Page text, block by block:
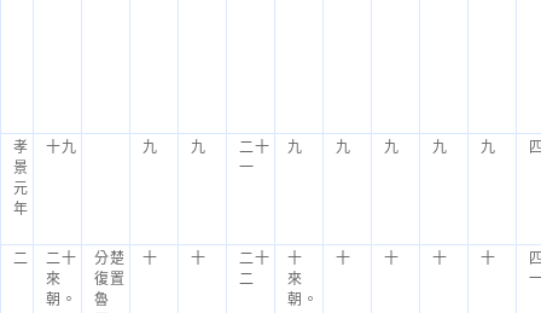
孝
景
元
年
十九 九 九
二十
一
九 九 九 九 九
二
二十
來
朝。
分楚
復置
魯
十 十
二十
二
十
來
朝。
十 十 十 十